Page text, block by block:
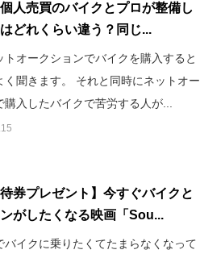
個人売買のバイクとプロが整備し
どれくらい違う？同じ...
トオークションでバイクを購入すると
く聞きます。 それと同時にネットオー
購入したバイクで苦労する人が...
待券プレゼント】今すぐバイクと
がしたくなる映画「Sou...
バイクに乗りたくてたまらなくなって